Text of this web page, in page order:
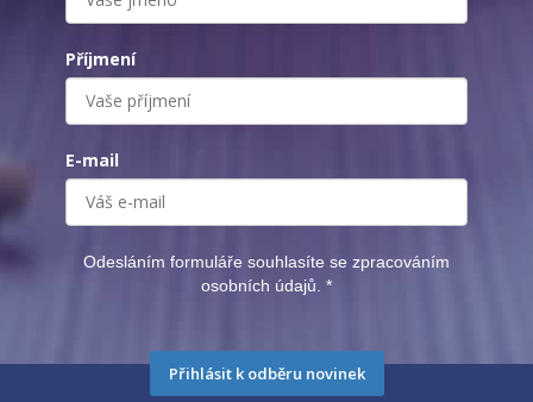
Příjmení
E-mail
Odesláním formuláře souhlasíte se zpracováním
osobních údajů. *
Přihlásit k odběru novinek